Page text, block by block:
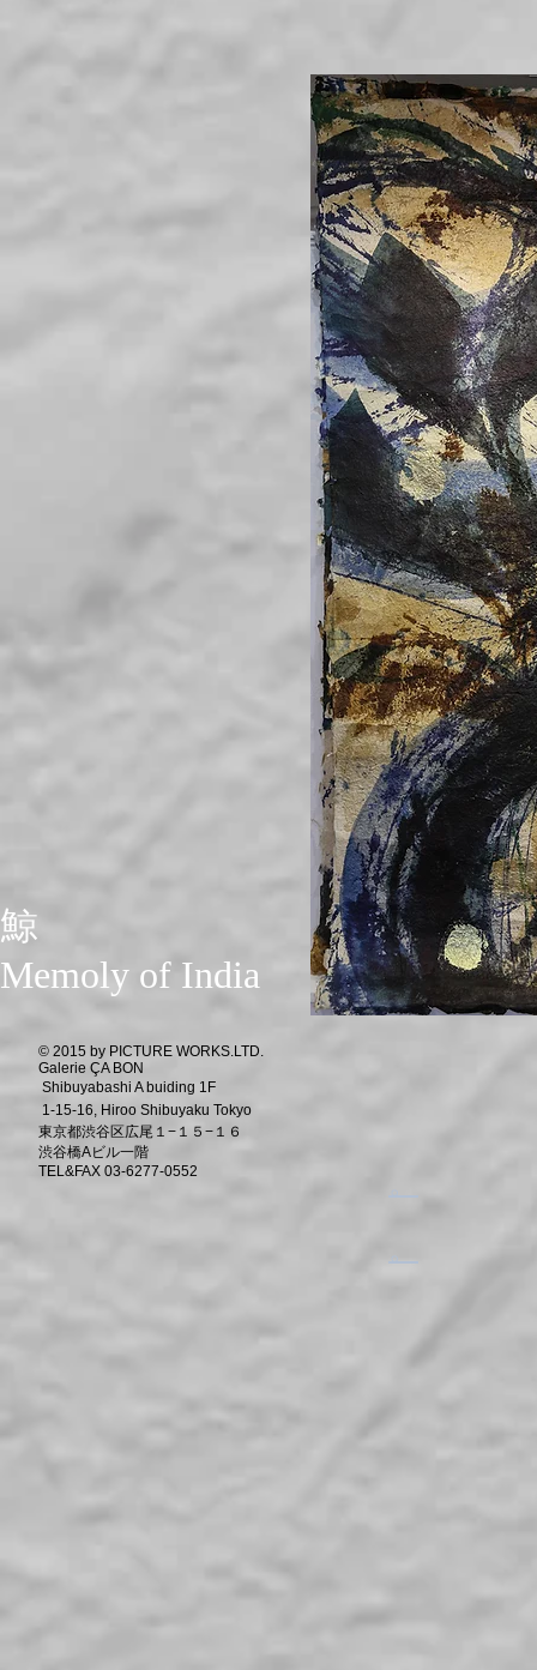
鯨
​Memoly of India
© 2015 by PICTURE WORKS.LTD.
Galerie ÇA BON
Shibuyabashi A buiding 1F
1-15-16, Hiroo Shibuyaku Tokyo
東京都渋谷区広尾１−１５−１６
渋谷橋Aビル一階
TEL&FAX 03-6277-0552
​。